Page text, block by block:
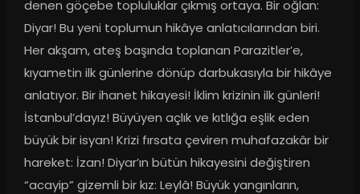
denen göçebe topluluklar çıkmış ortaya. Bir oğlan:
Diyar! Bu yeni toplumun hikâye anlatıcılarından biri.
Her akşam, ateş başında toplanan Parazitler’e,
kıyametin ilk günlerine dönüp darbukasıyla bir hikâye
anlatıyor. Bir ihanet hikayesi! İklim krizinin ilk günleri!
İstanbul’dayız! Büyüyen açlık ve kıtlığa eşlik eden
büyük bir isyan! Krizi fırsata çeviren muhafazakâr bir
hareket: İzan! Diyar’ın bütün hikayesini değiştiren
“acayip” gizemli bir kız: Leylâ! Büyük yangınların,